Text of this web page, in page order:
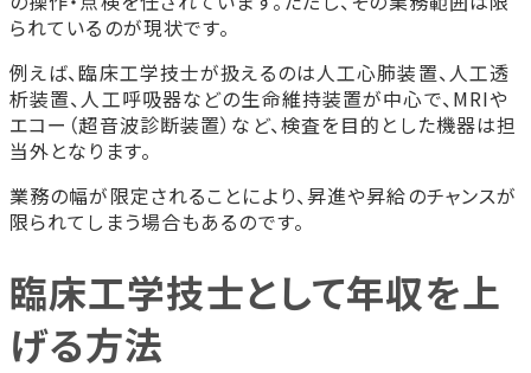
られているのが現状です。
例えば、臨床工学技士が扱えるのは人工心肺装置、人工透
析装置、人工呼吸器などの生命維持装置が中心で、MRIや
エコー（超音波診断装置）など、検査を目的とした機器は担
当外となります。
業務の幅が限定されることにより、昇進や昇給のチャンスが
限られてしまう場合もあるのです。
臨床工学技士として年収を上
げる方法